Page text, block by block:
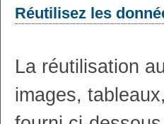
Réutilisez les
La réutilisation
images,